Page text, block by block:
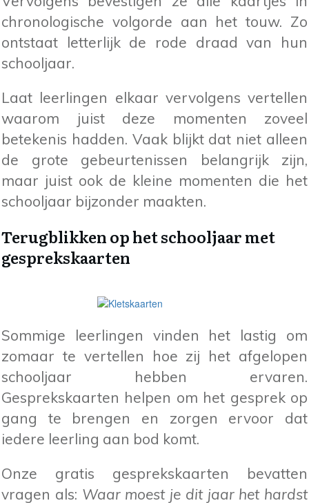
chronologische volgorde aan het touw. Zo
ontstaat letterlijk de rode draad van hun
schooljaar.
Laat leerlingen elkaar vervolgens vertellen
waarom juist deze momenten zoveel
betekenis hadden. Vaak blijkt dat niet alleen
de grote gebeurtenissen belangrijk zijn,
maar juist ook de kleine momenten die het
schooljaar bijzonder maakten.
Terugblikken op het schooljaar met
gesprekskaarten
Sommige leerlingen vinden het lastig om
zomaar te vertellen hoe zij het afgelopen
schooljaar hebben ervaren.
Gesprekskaarten helpen om het gesprek op
gang te brengen en zorgen ervoor dat
iedere leerling aan bod komt.
Onze gratis gesprekskaarten bevatten
vragen als: Waar moest je dit jaar het hardst